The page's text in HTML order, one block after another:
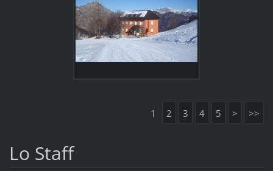
1 2 3 4 5 > >>
Lo Staff